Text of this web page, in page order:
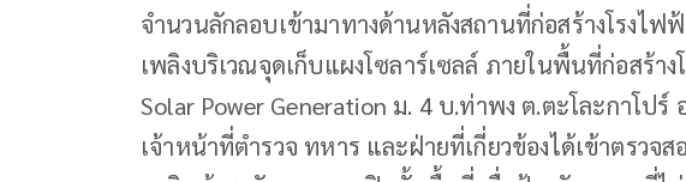
จำนวนลักลอบเข้ามาทางด้านหลังสถานที่ก่อสร้างโรงไฟ
เพลิงบริเวณจุดเก็บแผงโซลาร์เซลล์ ภายในพื้นที่ก่อสร้า
Solar Power Generation ม. 4 บ.ท่าพง ต.ตะโละกาโป
เจ้าหน้าที่ตำรวจ ทหาร และฝ่ายที่เกี่ยวข้องได้เข้าตรว